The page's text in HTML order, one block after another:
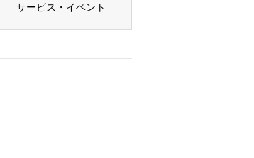
サービス・イベント